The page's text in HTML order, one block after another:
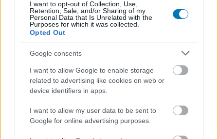
I want to opt-out of Collection, Use,
Retention, Sale, and/or Sharing of my
Personal Data that Is Unrelated with the
Purposes for which it was collected.
Opted Out
Google consents
I want to allow Google to enable storage
related to advertising like cookies on web or
device identifiers in apps.
I want to allow my user data to be sent to
Google for online advertising purposes.
sorozat.
#sandman